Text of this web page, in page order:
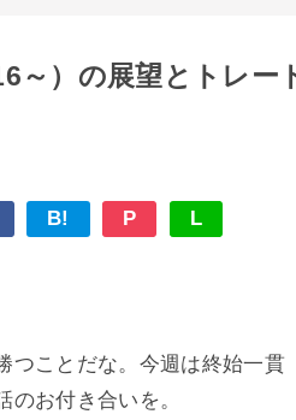
～）の展望とトレー
B! P L
つことだな。今週は終始一貫
お付き合いを。